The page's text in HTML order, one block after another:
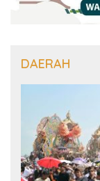
DAERAH